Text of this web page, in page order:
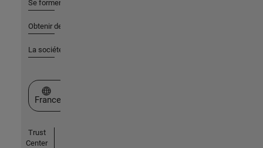
Se former
Obtenir de l'aide
La société
Sélectionner un site web
France
Trust
Center